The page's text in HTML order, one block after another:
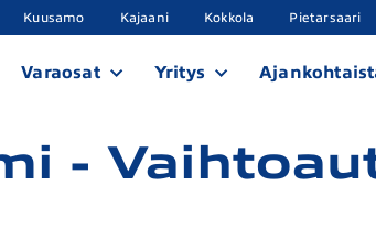
Kuusamo Kajaani Kokkola Pietarsaari
Varaosat Yritys
-